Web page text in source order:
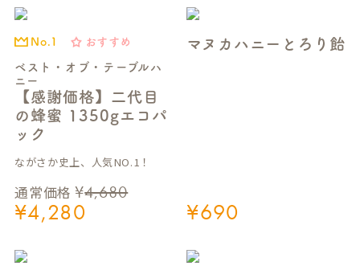
A
R
C
H
ベスト・オブ・テーブルハ
ニー
【感謝価格】二代目
の蜂蜜 1350gエコパ
ック
No.1 おすすめ
通常価格 ¥4,680
¥4,280
ながさか史上、人気NO.1！
マヌカハニーとろり飴
¥690